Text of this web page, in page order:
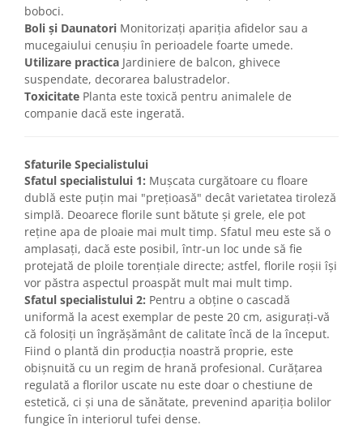
boboci.
Boli și Daunatori Monitorizați apariția afidelor sau a
mucegaiului cenușiu în perioadele foarte umede.
Utilizare practica Jardiniere de balcon, ghivece
suspendate, decorarea balustradelor.
Toxicitate Planta este toxică pentru animalele de
companie dacă este ingerată.
Sfaturile Specialistului
Sfatul specialistului 1: Mușcata curgătoare cu floare
dublă este puțin mai "prețioasă" decât varietatea tiroleză
simplă. Deoarece florile sunt bătute și grele, ele pot
reține apa de ploaie mai mult timp. Sfatul meu este să o
amplasați, dacă este posibil, într-un loc unde să fie
protejată de ploile torențiale directe; astfel, florile roșii își
vor păstra aspectul proaspăt mult mai mult timp.
Sfatul specialistului 2: Pentru a obține o cascadă
uniformă la acest exemplar de peste 20 cm, asigurați-vă
că folosiți un îngrășământ de calitate încă de la început.
Fiind o plantă din producția noastră proprie, este
obișnuită cu un regim de hrană profesional. Curățarea
regulată a florilor uscate nu este doar o chestiune de
estetică, ci și una de sănătate, prevenind apariția bolilor
fungice în interiorul tufei dense.